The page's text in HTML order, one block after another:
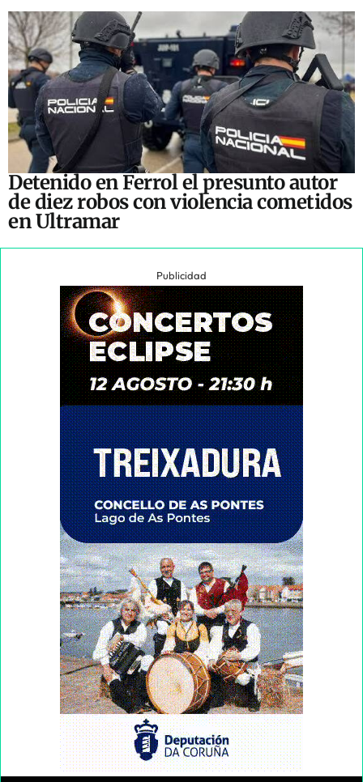
Detenido en Ferrol el presunto autor
de diez robos con violencia cometidos
en Ultramar
Publicidad